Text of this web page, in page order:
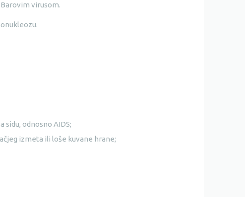
virusom.
odnosno AIDS;
izmeta ili loše kuvane hrane;